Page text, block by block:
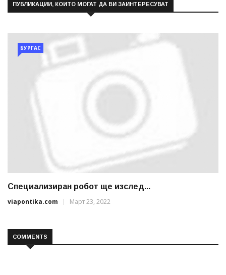
ПУБЛИКАЦИИ, КОИТО МОГАТ ДА ВИ ЗАИНТЕРЕСУВАТ
БУРГАС
Специализиран робот ще изслед...
viapontika.com
Март 23, 2022
COMMENTS